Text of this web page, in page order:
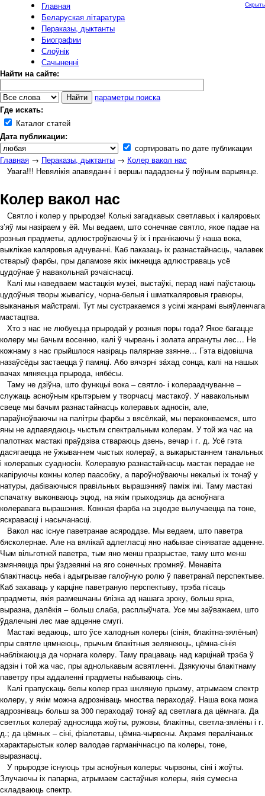
Главная
Беларуская літаратура
Пераказы, дыктанты
Биографии
Слоўнік
Сачыненні
Найти на сайте:
параметры поиска
Где искать:
Каталог статей
Дата публикации:
сортировать по дате публикации
Скрыть
Главная → Пераказы, дыктанты → Колер вакол нас
Увага!!! Невялікія апавяданні і вершы пададзены ў поўным варыянце.
Колер вакол нас
Святло і колер у прыродзе! Колькі загадкавых светлавых і каляровых
з’яў мы назіраем у ёй. Мы ведаем, што сонечнае святло, якое падае на
розныя прадметы, адлюстроўваючы ў іх і пранікаючы ў наша вока,
выклікае каляровыя адчуванні. Каб паказаць іх разнастайнасць, чалавек
стварыў фарбы, пры дапамозе якіх імкнецца адлюстраваць усё
цудоўнае ў навакольнай рэчаіснасці.
Калі мы наведваем мастацкія музеі, выстаўкі, перад намі паўстаюць
цудоўныя творы жывапісу, чорна-белыя і шматкаляровыя гравюры,
выкананыя майстрамі. Тут мы сустракаемся з усімі жанрамі выяўленчага
мастацтва.
Хто з нас не любуецца прыродай у розныя поры года? Якое багацце
колеру мы бачым восенню, калі ў чырвань і золата апрануты лес… Не
кожнаму з нас прыйшлося назіраць палярнае ззянне… Гэта відовішча
назаўсёды застаецца ў памяці. Або вячэрні зáхад сонца, калі на нашых
вачах мяняецца прырода, нябёсы.
Таму не дзіўна, што функцыі вока – святло- і колераадчуванне –
служаць асноўным крытэрыем у творчасці мастакоў. У навакольным
свеце мы бачым разнастайнасць колеравых адносін, але,
параўноўваючы на палітры фарбы з вясёлкай, мы пераконваемся, што
яны не адпавядаюць чыстым спектральным колерам. У той жа час на
палотнах мастакі праўдзіва ствараюць дзень, вечар і г. д. Усё гэта
дасягаецца не ўжываннем чыстых колераў, а выкарыстаннем танальных
і колеравых суадносін. Колеравую разнастайнасць мастак перадае не
капіруючы кожны колер паасобку, а пароўноўваючы некалькі іх тонаў у
натуры, дабіваючыся правільных вырашэнняў паміж імі. Таму мастакі
спачатку выконваюць эцюд, на якім прыходзяць да асноўнага
колеравага вырашэння. Кожная фарба на эцюдзе вылучаецца па тоне,
яскравасці і насычанасці.
Вакол нас існуе паветранае асяроддзе. Мы ведаем, што паветра
бясколернае. Але на вялікай адлегласці яно набывае сіняватае адценне.
Чым вільготней паветра, тым яно менш празрыстае, таму што менш
змяняецца пры ўздзеянні на яго сонечных промняў. Менавіта
блакітнасць неба і адыгрывае галоўную ролю ў паветранай перспектыве.
Каб захаваць у карціне паветраную перспектыву, трэба пісаць
прадметы, якія размешчаны блізка ад нашага зроку, больш ярка,
выразна, далёкія – больш слаба, расплыўчата. Усе мы заўважаем, што
ўдалечыні лес мае адценне смугі.
Мастакі ведаюць, што ўсе халодныя колеры (сінія, блакітна-зялёныя)
пры святле цямнеюць, прычым блакітныя зелянеюць, цёмна-сінія
набліжаюцца да чорнага колеру. Таму працаваць над карцінай трэба ў
адзін і той жа час, пры аднолькавым асвятленні. Дзякуючы блакітнаму
паветру пры аддаленні прадметы набываюць сінь.
Калі прапускаць белы колер праз шкляную прызму, атрымаем спектр
колеру, у якім можна адрозніваць мноства пераходаў. Наша вока можа
адрозніваць больш за 300 пераходаў тонаў ад светлага да цёмнага. Да
светлых колераў адносяцца жоўты, ружовы, блакітны, светла-зялёны і г.
д.; да цёмных – сіні, фіалетавы, цёмна-чырвоны. Акрамя пералічаных
характарыстык колер валодае гарманічнасцю па колеры, тоне,
выразнасці.
У прыродзе існуюць тры асноўныя колеры: чырвоны, сіні і жоўты.
Злучаючы іх папарна, атрымаем састаўныя колеры, якія сумесна
складваюць спектр.